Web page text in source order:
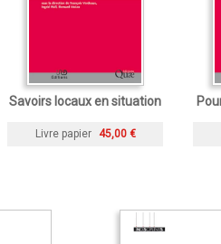
Savoirs locaux en situation
Livre papier 45,00 €